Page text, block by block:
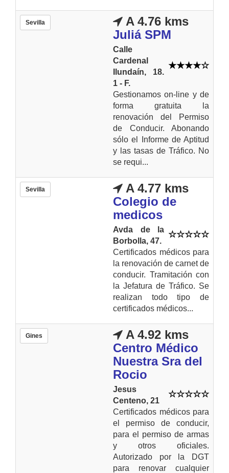
Sevilla
A 4.76 kms
Juliá SPM
Calle
Cardenal
Ilundaín, 18.
1 - F.
Gestionamos on-line y de
forma gratuita la
renovación del Permiso
de Conducir. Abonando
sólo el Informe de Aptitud
y las tasas de Tráfico. No
se requi...
Sevilla
A 4.77 kms
Colegio de
medicos
Avda de la
Borbolla, 47.
Certificados médicos para
la renovación de carnet de
conducir. Tramitación con
la Jefatura de Tráfico. Se
realizan todo tipo de
certificados médicos...
Gines
A 4.92 kms
Centro Médico
Nuestra Sra del
Rocio
Jesus
Centeno, 21
Certificados médicos para
el permiso de conducir,
para el permiso de armas
y otros oficiales.
Autorizado por la DGT
para renovar cualquier